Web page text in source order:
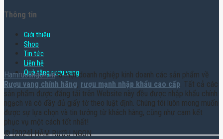
Thông tin
Giới thiệu
Shop
Tin tức
Liên hệ
Quà tặng rượu vang
Hamruoungon.vnlà một doanh nghiệp kinh doanh các sản phẩm về
Rượu vang chính hãng, rượu mạnh nhập khẩu cao cấp. Tất cả các
sản phẩm được đăng tải trên Website này đều được nhập khẩu chính
ngạch và có đầy đủ giấy tờ theo luật định. Chúng tôi luôn mong muốn
được sự lựa chọn và tin tưởng từ khách hàng, cũng như cam kết
phục vụ một cách tốt nhất!
© [2024] HẦM RƯỢU NGON